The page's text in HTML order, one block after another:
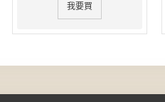
我要買